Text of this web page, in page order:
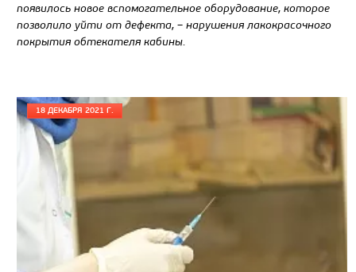
появилось новое вспомогательное оборудование, которое
позволило уйти от дефекта, – нарушения лакокрасочного
покрытия обтекателя кабины.
18 ДЕКАБРЯ 2021 Г.